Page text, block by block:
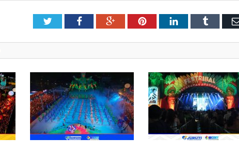
TwitterFacebookGoogle+PinterestLinkedInTumblr